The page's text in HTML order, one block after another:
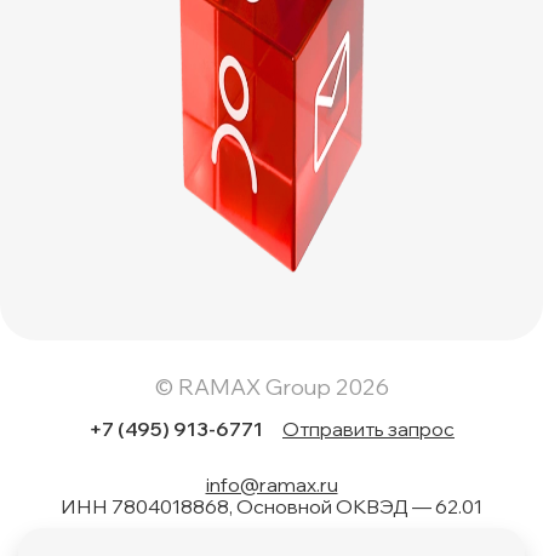
© RAMAX Group 2026
+7 (495) 913-6771 Отправить запрос
info@ramax.ru
ИНН 7804018868, Основной ОКВЭД — 62.01